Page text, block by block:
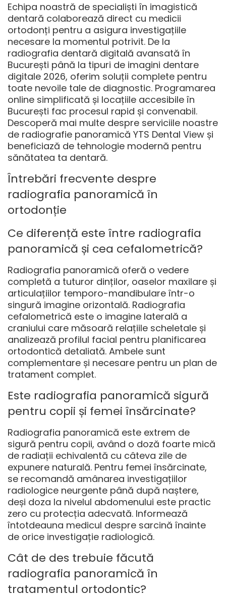
Echipa noastră de specialiști în imagistică
dentară colaborează direct cu medicii
ortodonți pentru a asigura investigațiile
necesare la momentul potrivit. De la
radiografia dentară digitală avansată în
București până la tipuri de imagini dentare
digitale 2026, oferim soluții complete pentru
toate nevoile tale de diagnostic. Programarea
online simplificată și locațiile accesibile în
București fac procesul rapid și convenabil.
Descoperă mai multe despre serviciile noastre
de radiografie panoramică YTS Dental View și
beneficiază de tehnologie modernă pentru
sănătatea ta dentară.
Întrebări frecvente despre
radiografia panoramică în
ortodonție
Ce diferență este între radiografia
panoramică și cea cefalometrică?
Radiografia panoramică oferă o vedere
completă a tuturor dinților, oaselor maxilare și
articulațiilor temporo-mandibulare într-o
singură imagine orizontală. Radiografia
cefalometrică este o imagine laterală a
craniului care măsoară relațiile scheletale și
analizează profilul facial pentru planificarea
ortodontică detaliată. Ambele sunt
complementare și necesare pentru un plan de
tratament complet.
Este radiografia panoramică sigură
pentru copii și femei însărcinate?
Radiografia panoramică este extrem de
sigură pentru copii, având o doză foarte mică
de radiații echivalentă cu câteva zile de
expunere naturală. Pentru femei însărcinate,
se recomandă amânarea investigațiilor
radiologice neurgente până după naștere,
deși doza la nivelul abdomenului este practic
zero cu protecția adecvată. Informează
întotdeauna medicul despre sarcină înainte
de orice investigație radiologică.
Cât de des trebuie făcută
radiografia panoramică în
tratamentul ortodontic?